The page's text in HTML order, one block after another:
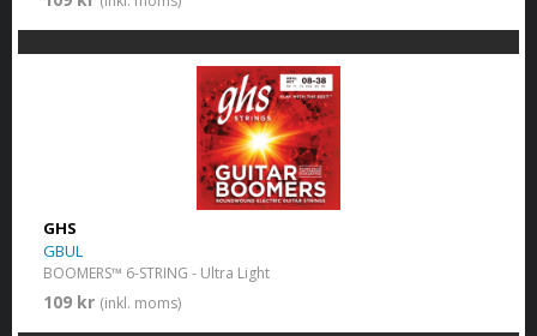
GHS
GBUL
BOOMERS™ 6-STRING - Ultra Light
109 kr (inkl. moms)